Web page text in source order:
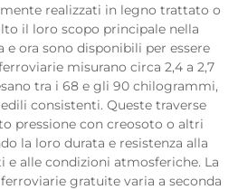
realizzati in legno trattato o
il loro scopo principale nella
ora sono disponibili per essere
misurano circa 2,4 a 2,7
tra i 68 e gli 90 chilogrammi,
consistenti. Queste traverse
pressione con creosoto o altri
la loro durata e resistenza alla
e alle condizioni atmosferiche. La
gratuite varia a seconda